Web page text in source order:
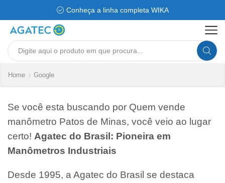
Conheça a linha completa WIKA
Search
Home Google
Se você esta buscando por Quem vende
manômetro Patos de Minas, você veio ao lugar
certo! Agatec do Brasil: Pioneira em
Manômetros Industriais
Desde 1995, a Agatec do Brasil se destaca